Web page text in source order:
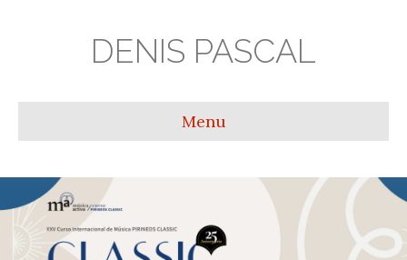
DENIS PASCAL
Menu